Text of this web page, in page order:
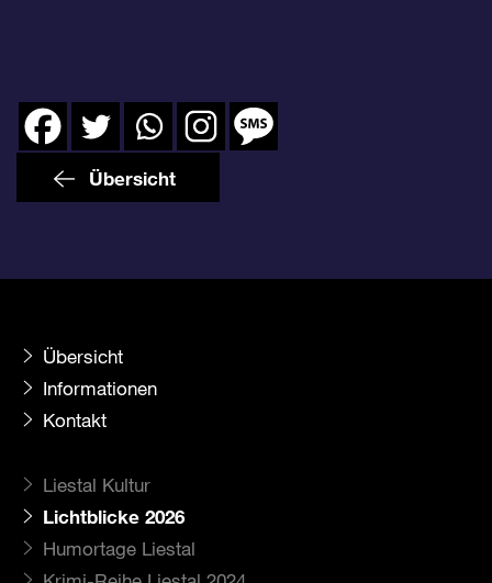
Übersicht
Übersicht
Informationen
Kontakt
Liestal Kultur
Lichtblicke 2026
Humortage Liestal